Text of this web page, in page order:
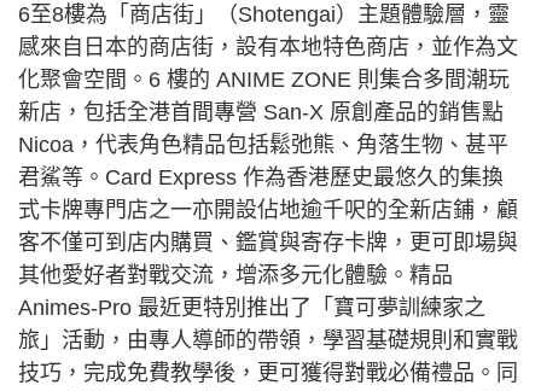
6至8樓為「商店街」（Shotengai）主題體驗層，靈
感來自日本的商店街，設有本地特色商店，並作為文
化聚會空間。6 樓的 ANIME ZONE 則集合多間潮玩
新店，包括全港首間專營 San-X 原創產品的銷售點
Nicoa，代表角色精品包括鬆弛熊、角落生物、甚平
君鯊等。Card Express 作為香港歷史最悠久的集換
式卡牌專門店之一亦開設佔地逾千呎的全新店鋪，顧
客不僅可到店内購買、鑑賞與寄存卡牌，更可即場與
其他愛好者對戰交流，增添多元化體驗。精品
Animes-Pro 最近更特別推出了「寶可夢訓練家之
旅」活動，由專人導師的帶領，學習基礎規則和實戰
技巧，完成免費教學後，更可獲得對戰必備禮品。同